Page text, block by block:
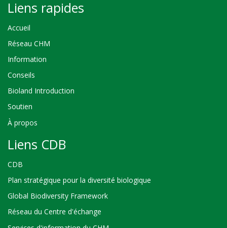
Liens rapides
Accueil
Réseau CHM
Information
Conseils
Bioland Introduction
Soutien
À propos
Liens CDB
CDB
Plan stratégique pour la diversité biologique
Global Biodiversity Framework
Réseau du Centre d'échange